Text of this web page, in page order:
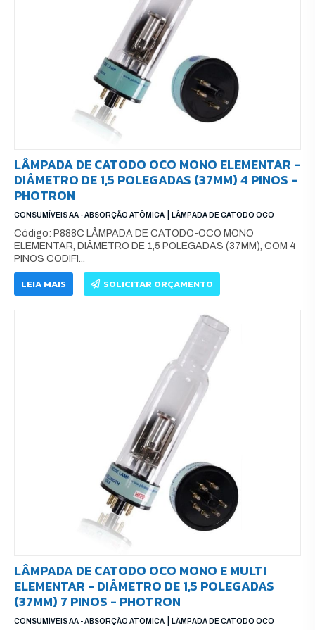
LÂMPADA DE CATODO OCO MONO ELEMENTAR -
DIÂMETRO DE 1,5 POLEGADAS (37MM) 4 PINOS -
PHOTRON
CONSUMÍVEIS AA - ABSORÇÃO ATÔMICA LÂMPADA DE CATODO OCO
Código: P888C LÂMPADA DE CATODO-OCO MONO
ELEMENTAR, DIÂMETRO DE 1,5 POLEGADAS (37MM), COM 4
PINOS CODIFI...
LEIA MAIS SOLICITAR ORÇAMENTO
LÂMPADA DE CATODO OCO MONO E MULTI
ELEMENTAR - DIÂMETRO DE 1,5 POLEGADAS
(37MM) 7 PINOS - PHOTRON
CONSUMÍVEIS AA - ABSORÇÃO ATÔMICA LÂMPADA DE CATODO OCO